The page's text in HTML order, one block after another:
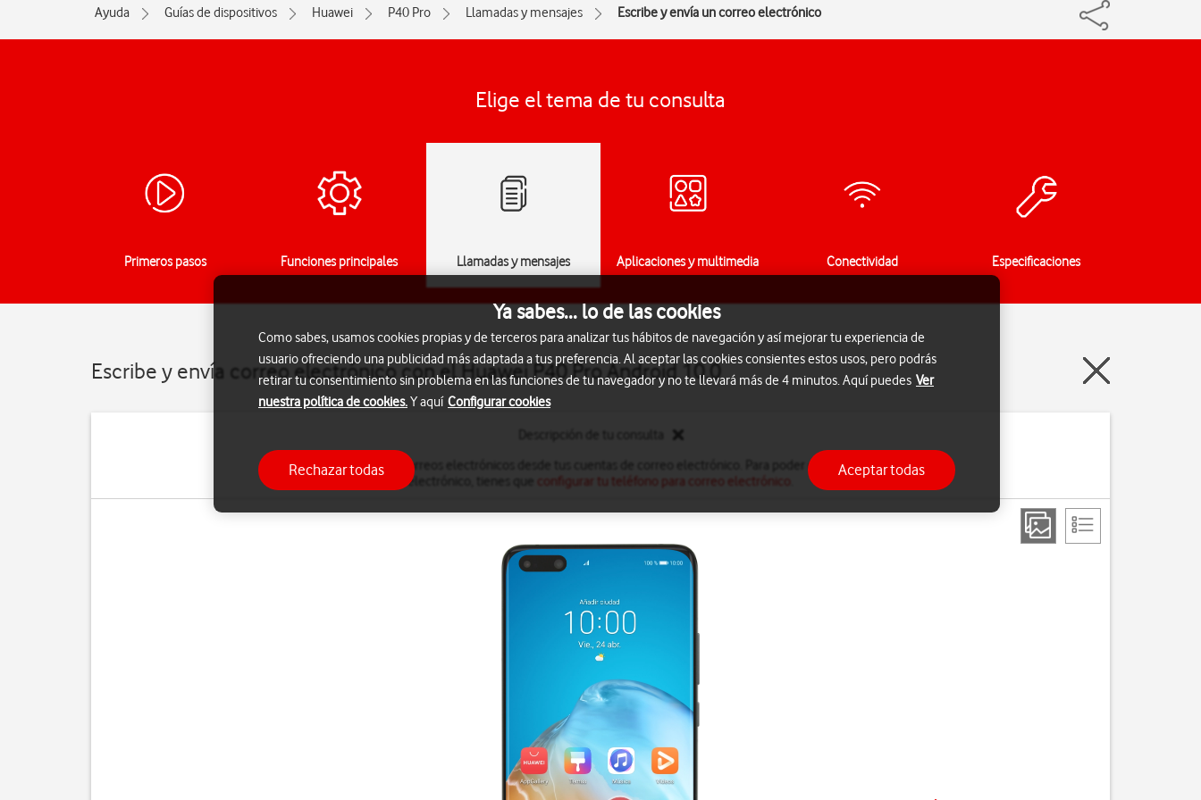
Ayuda Guías de dispositivos Huawei P40 Pro Llamadas y mensajes Escribe y envía un correo electrónico
Elige el tema de tu consulta
Primeros pasos Funciones principales Llamadas y mensajes Aplicaciones y multimedia Conectividad Especificaciones
Escribe y envía correo electrónico con el Huawei P40 Pro Android 10.0
Puedes enviar y recibir correos electrónicos desde tus cuentas de correo electrónico. Para poder enviar y recibir correo
electrónico, tienes que
configurar tu teléfono para correo electrónico
Ya sabes... lo de las cookies
Como sabes, usamos cookies propias y de terceros para analizar tus hábitos de navegación y así mejorar tu experiencia de
usuario ofreciendo una publicidad más adaptada a tus preferencia. Al aceptar las cookies consientes estos usos, pero podrás
retirar tu consentimiento sin problema en las funciones de tu navegador y no te llevará más de 4 minutos. Aquí puedes Ver
nuestra política de cookies.Y aquí Configurar cookies
Rechazar todas Aceptar todas